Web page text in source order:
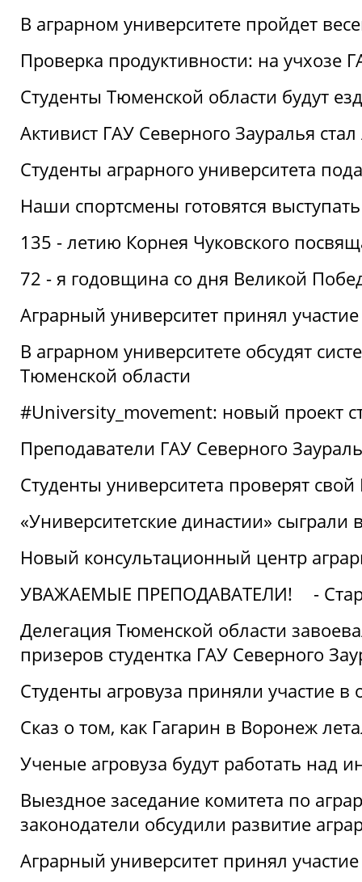
В аграрном университете пройдет
Проверка продуктивности: на учхозе
Студенты Тюменской области будут
Активист ГАУ Северного Зауралья
Студенты аграрного университета
Наши спортсмены готовятся
135 - летию Корнея Чуковского
72 - я годовщина со дня Великой
Аграрный университет принял
В аграрном университете обсудят
Тюменской области
#University_movement: новый проект
Преподаватели ГАУ Северного
Студенты университета проверят свой
«Университетские династии»
Новый консультационный центр
УВАЖАЕМЫЕ ПРЕПОДАВАТЕЛИ!
-
Делегация Тюменской области
призеров студентка ГАУ Северного
Студенты агровуза приняли участие в
Сказ о том, как Гагарин в Воронеж
Ученые агровуза будут работать над
Выездное заседание комитета по
законодатели обсудили развитие
Аграрный университет принял